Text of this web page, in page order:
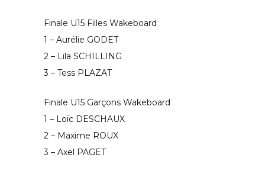
Finale U15 Filles Wakeboard
1 – Aurélie GODET
2 – Lila SCHILLING
3 – Tess PLAZAT
Finale U15 Garçons Wakeboard
1 – Loïc DESCHAUX
2 – Maxime ROUX
3 – Axel PAGET